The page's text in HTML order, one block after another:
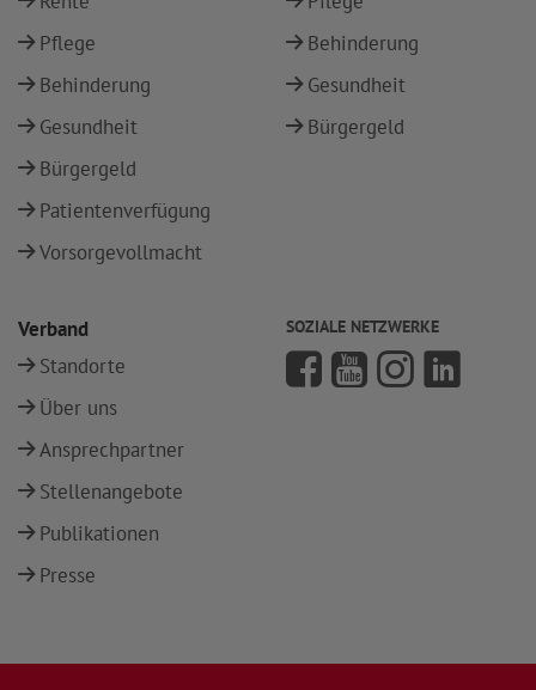
Pflege
Behinderung
Gesundheit
Bürgergeld
Patientenverfügung
Vorsorgevollmacht
Behinderung
Gesundheit
Bürgergeld
Verband
Standorte
Über uns
Ansprechpartner
Stellenangebote
Publikationen
Presse
SOZIALE NETZWERKE